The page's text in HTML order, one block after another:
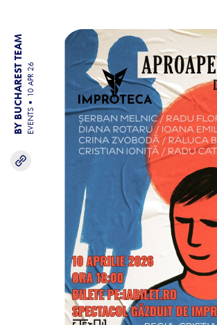
BY BUCHAREST TEAM EVENTS
10 APR 26